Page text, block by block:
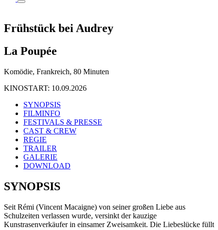
Frühstück bei Audrey
La Poupée
Komödie, Frankreich, 80 Minuten
KINOSTART: 10.09.2026
SYNOPSIS
FILMINFO
FESTIVALS & PRESSE
CAST & CREW
REGIE
TRAILER
GALERIE
DOWNLOAD
SYNOPSIS
Seit Rémi (Vincent Macaigne) von seiner großen Liebe aus
Schulzeiten verlassen wurde, versinkt der kauzige
Kunstrasenverkäufer in einsamer Zweisamkeit. Die Liebeslücke füllt